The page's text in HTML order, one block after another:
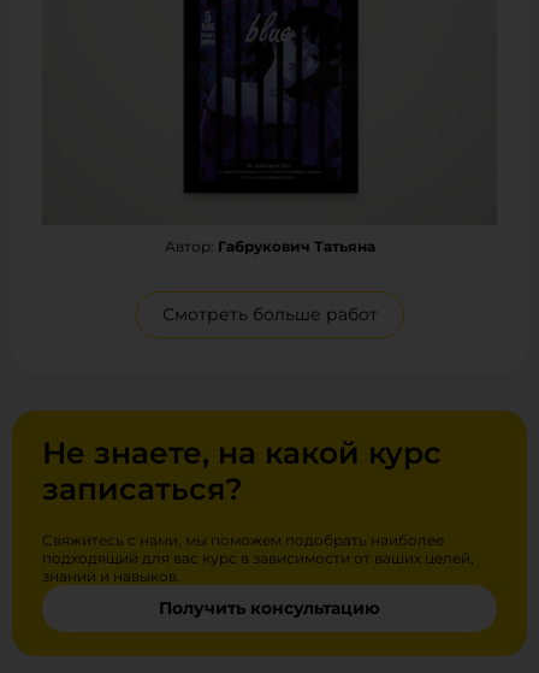
Автор: Габрукович Татьяна
Смотреть больше работ
Не знаете, на какой курс
записаться?
Свяжитесь с нами, мы поможем подобрать наиболее
подходящий для вас курс в зависимости от ваших целей,
знаний и навыков.
Получить консультацию